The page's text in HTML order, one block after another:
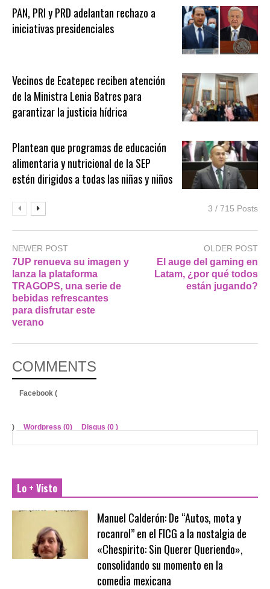
PAN, PRI y PRD adelantan rechazo a
iniciativas presidenciales
Vecinos de Ecatepec reciben atención
de la Ministra Lenia Batres para
garantizar la justicia hídrica
Plantean que programas de educación
alimentaria y nutricional de la SEP
estén dirigidos a todas las niñas y niños
3 / 715 Posts
NEWER POST
7UP renueva su imagen y
lanza la plataforma
TRAGOPS, una serie de
bebidas refrescantes
para disfrutar este
verano
OLDER POST
El auge del gaming en
Latam, ¿por qué todos
están jugando?
COMMENTS
Facebook (
) Wordpress (0) Disqus (0 )
Lo + Visto
Manuel Calderón: De “Autos, mota y
rocanrol” en el FICG a la nostalgia de
«Chespirito: Sin Querer Queriendo»,
consolidando su momento en la
comedia mexicana